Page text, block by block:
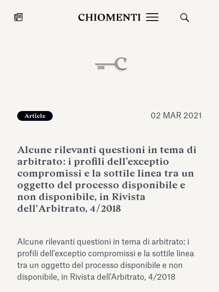
27 LUG 2026
Fondazione Torlonia inaugura la
mostra Marmora Romana
Torlonia
Article 02 MAR 2021
Alcune rilevanti questioni in tema di
arbitrato: i profili dell’exceptio
compromissi e la sottile linea tra un
oggetto del processo disponibile e
non disponibile, in Rivista
dell'Arbitrato, 4/2018
Alcune rilevanti questioni in tema di arbitrato: i
profili dell’exceptio compromissi e la sottile linea
tra un oggetto del processo disponibile e non
disponibile, in Rivista dell'Arbitrato, 4/2018